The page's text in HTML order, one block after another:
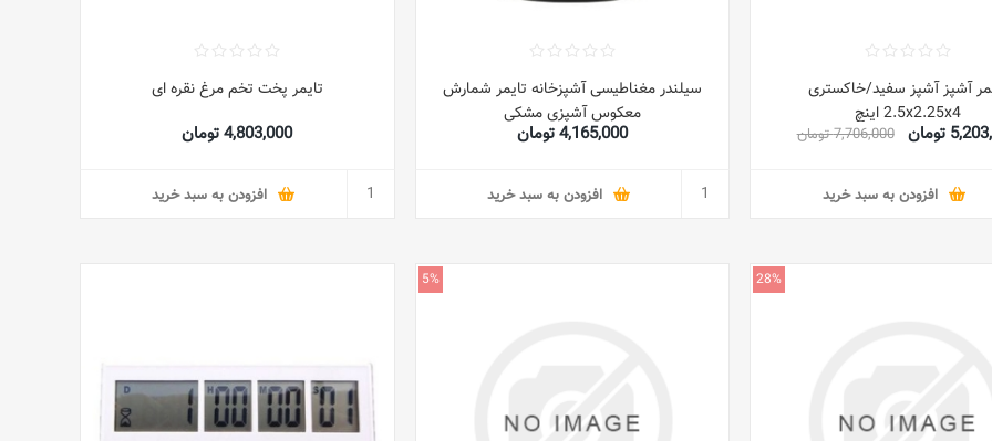
آشپز آشپز سفید/خاکستری
2.5x2.25x4 اینچ
تومان 7,706,000 تومان
افزودن به سبد خرید
سیلندر مغناطیسی آشپزخانه تایمر شمارش
معکوس آشپزی مشکی
4,165,000 تومان
افزودن به سبد خرید
تایمر پخت تخم مرغ نقره ای
4,803,000 تومان
افزودن به سبد خرید
28%
5%